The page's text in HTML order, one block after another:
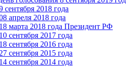
2018 года
апреля 2018 года
марта 2018 года Президент РФ
сентября 2017 года
сентября 2016 года
сентября 2015 года
сентября 2014 года